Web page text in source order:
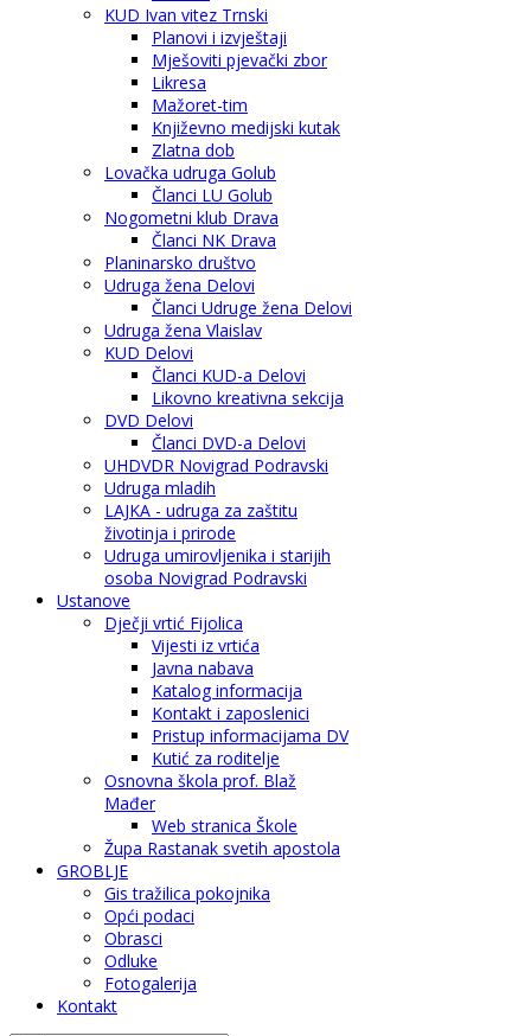
KUD Ivan vitez Trnski
Planovi i izvještaji
Mješoviti pjevački zbor
Likresa
Mažoret-tim
Književno medijski kutak
Zlatna dob
Lovačka udruga Golub
Članci LU Golub
Nogometni klub Drava
Članci NK Drava
Planinarsko društvo
Udruga žena Delovi
Članci Udruge žena Delovi
Udruga žena Vlaislav
KUD Delovi
Članci KUD-a Delovi
Likovno kreativna sekcija
DVD Delovi
Članci DVD-a Delovi
UHDVDR Novigrad Podravski
Udruga mladih
LAJKA - udruga za zaštitu
životinja i prirode
Udruga umirovljenika i starijih
osoba Novigrad Podravski
Ustanove
Dječji vrtić Fijolica
Vijesti iz vrtića
Javna nabava
Katalog informacija
Kontakt i zaposlenici
Pristup informacijama DV
Kutić za roditelje
Osnovna škola prof. Blaž
Mađer
Web stranica Škole
Župa Rastanak svetih apostola
GROBLJE
Gis tražilica pokojnika
Opći podaci
Obrasci
Odluke
Fotogalerija
Kontakt